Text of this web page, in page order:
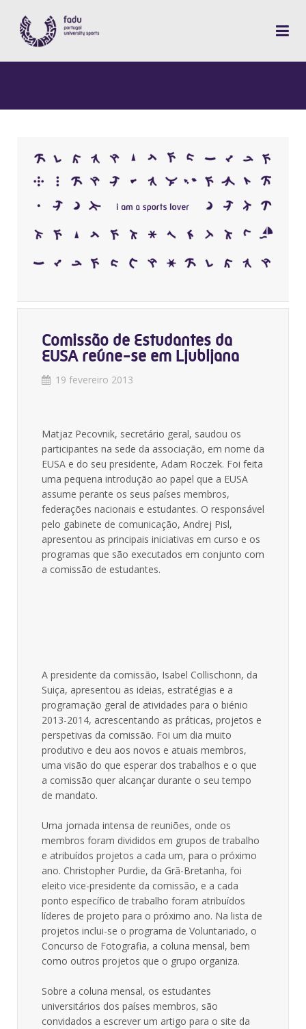
Comissão de Estudantes da
EUSA reúne-se em Ljubljana
19 fevereiro 2013
Matjaz Pecovnik, secretário geral, saudou os
participantes na sede da associação, em nome da
EUSA e do seu presidente, Adam Roczek. Foi feita
uma pequena introdução ao papel que a EUSA
assume perante os seus países membros,
federações nacionais e estudantes. O responsável
pelo gabinete de comunicação, Andrej Pisl,
apresentou as principais iniciativas em curso e os
programas que são executados em conjunto com
a comissão de estudantes.
A presidente da comissão, Isabel Collischonn, da
Suiça, apresentou as ideias, estratégias e a
programação geral de atividades para o biénio
2013-2014, acrescentando as práticas, projetos e
perspetivas da comissão. Foi um dia muito
produtivo e deu aos novos e atuais membros,
uma visão do que esperar dos trabalhos e o que
a comissão quer alcançar durante o seu tempo
de mandato.
Uma jornada intensa de reuniões, onde os
membros foram divididos em grupos de trabalho
e atribuídos projetos a cada um, para o próximo
ano. Christopher Purdie, da Grã-Bretanha, foi
eleito vice-presidente da comissão, e a cada
ponto específico de trabalho foram atribuídos
líderes de projeto para o próximo ano. Na lista de
projetos inclui-se o programa de Voluntariado, o
Concurso de Fotografia, a coluna mensal, bem
como outros projetos que o grupo organiza.
Sobre a coluna mensal, os estudantes
universitários dos países membros, são
convidados a escrever um artigo para o site da